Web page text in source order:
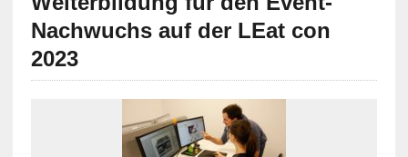
Nachwuchs auf der LEat con
2023